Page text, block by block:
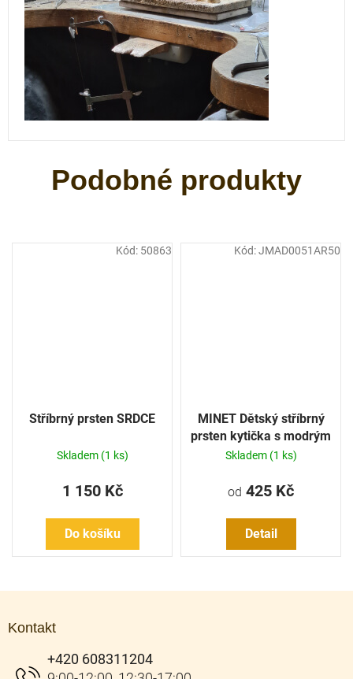
Stříbrný prsten SRDCE
Skladem (1 ks)
1 150 Kč
Do košíku
Kód: 50863
MINET Dětský stříbrný
prsten kytička s modrým
zirkonem
Skladem (1 ks)
od 425 Kč
Detail
Kód:JMAD0051AR50
Kontakt
+420 608311204